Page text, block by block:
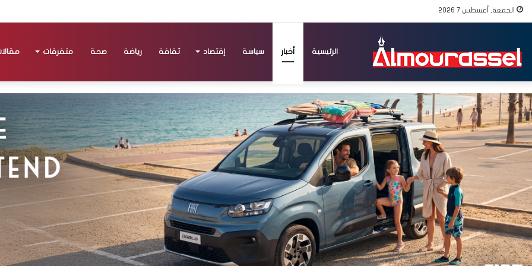
الجمعة, أغسطس 7 2026
الرئيسية أخبار سياسة إقتصاد ثقافة رياضة صحة متفرقات